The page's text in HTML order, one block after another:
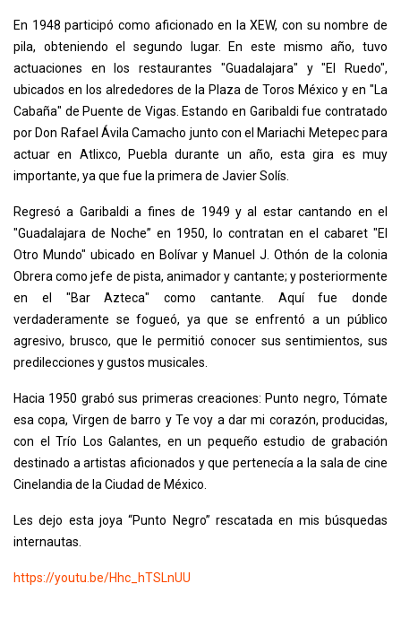
En 1948 participó como aficionado en la XEW, con su nombre de
pila, obteniendo el segundo lugar. En este mismo año, tuvo
actuaciones en los restaurantes "Guadalajara" y "El Ruedo",
ubicados en los alrededores de la Plaza de Toros México y en "La
Cabaña" de Puente de Vigas. Estando en Garibaldi fue contratado
por Don Rafael Ávila Camacho junto con el Mariachi Metepec para
actuar en Atlixco, Puebla durante un año, esta gira es muy
importante, ya que fue la primera de Javier Solís.
Regresó a Garibaldi a fines de 1949 y al estar cantando en el
"Guadalajara de Noche” en 1950, lo contratan en el cabaret "El
Otro Mundo" ubicado en Bolívar y Manuel J. Othón de la colonia
Obrera como jefe de pista, animador y cantante; y posteriormente
en el "Bar Azteca" como cantante. Aquí fue donde
verdaderamente se fogueó, ya que se enfrentó a un público
agresivo, brusco, que le permitió conocer sus sentimientos, sus
predilecciones y gustos musicales.
Hacia 1950 grabó sus primeras creaciones: Punto negro, Tómate
esa copa, Virgen de barro y Te voy a dar mi corazón, producidas,
con el Trío Los Galantes, en un pequeño estudio de grabación
destinado a artistas aficionados y que pertenecía a la sala de cine
Cinelandia de la Ciudad de México.
Les dejo esta joya “Punto Negro” rescatada en mis búsquedas
internautas.
https://youtu.be/Hhc_hTSLnUU